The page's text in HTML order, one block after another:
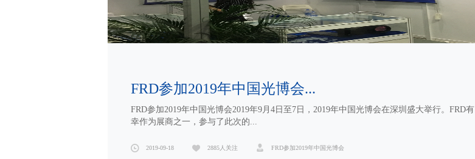
FRD参加2019年中国光博会...
FRD参加2019年中国光博会2019年9月4日至7日，2019年中国光博会在深圳盛大举行。FRD有
幸作为展商之一，参与了此次的...
2019-09-18 2885人关注 FRD参加2019年中国光博会